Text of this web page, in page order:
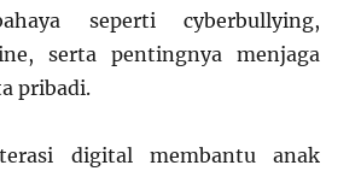
seperti cyberbullying,
serta pentingnya menjaga
pribadi.
digital membantu anak